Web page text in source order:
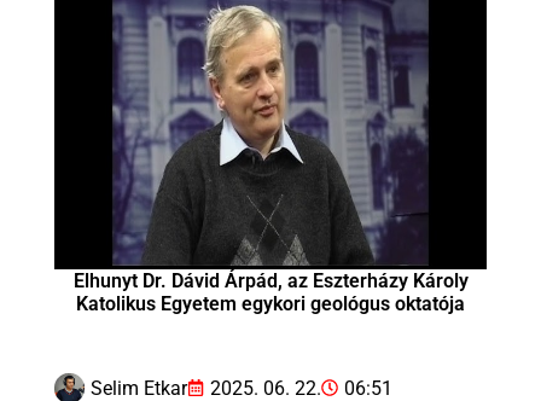
Elhunyt Dr. Dávid Árpád, az Eszterházy Károly
Katolikus Egyetem egykori geológus oktatója
Selim Etkar 2025. 06. 22. 06:51